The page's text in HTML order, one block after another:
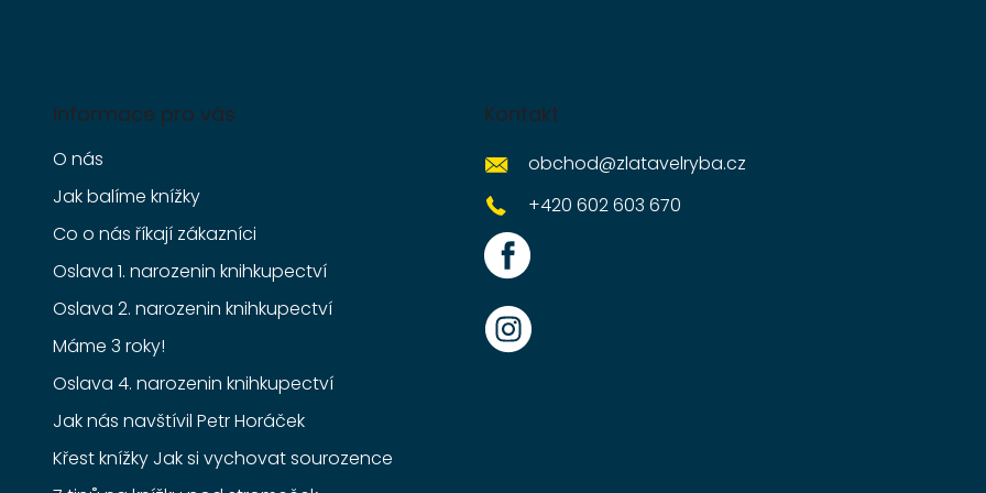
Informace pro vás
O nás
Jak balíme knížky
Co o nás říkají zákazníci
Oslava 1. narozenin knihkupectví
Oslava 2. narozenin knihkupectví
Máme 3 roky!
Oslava 4. narozenin knihkupectví
Jak nás navštívil Petr Horáček
Křest knížky Jak si vychovat sourozence
Kontakt
obchod@zlatavelryba.cz
+420 602 603 670